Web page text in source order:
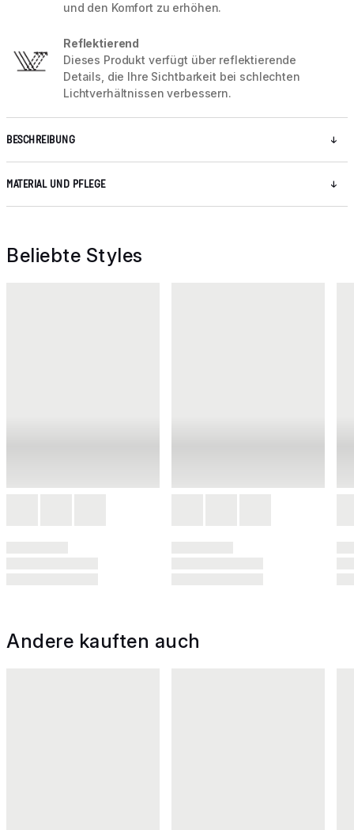
und den Komfort zu erhöhen.
Reflektierend
Dieses Produkt verfügt über reflektierende
Details, die Ihre Sichtbarkeit bei schlechten
Lichtverhältnissen verbessern.
BESCHREIBUNG
MATERIAL UND PFLEGE
Beliebte Styles
Andere kauften auch